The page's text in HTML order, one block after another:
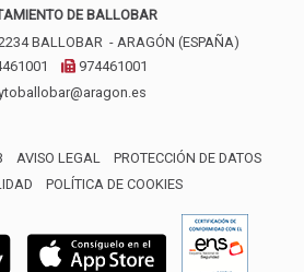
DE BALLOBAR
BALLOBAR - ARAGÓN (ESPAÑA)
974461001
AVISO LEGAL
PROTECCIÓN DE DATOS
POLÍTICA DE COOKIES